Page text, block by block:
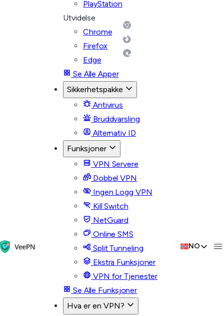
PlayStation
Utvidelse
Chrome
Firefox
Edge
Se Alle Apper
Sikkerhetspakke
Antivirus
Bruddvarsling
Alternativ ID
Funksjoner
VPN Servere
Dobbel VPN
Ingen Logg VPN
Kill Switch
NetGuard
Online SMS
Split Tunneling
Ekstra Funksjoner
VPN for Tjenester
Se Alle Funksjoner
Hva er en VPN?
NO